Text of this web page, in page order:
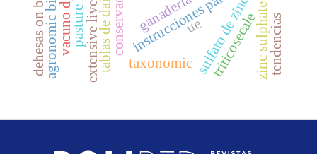
conservación
extensive livestock sulfato de zinc
triticosecalezinc sulphate
tablas de daimiel taxonomic
ue tendencias